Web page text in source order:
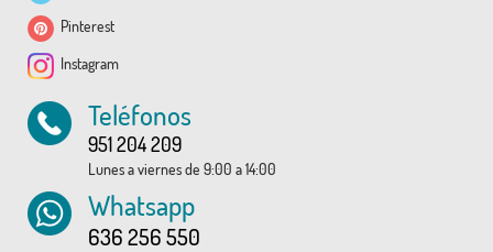
Pinterest
Instagram
Teléfonos
951 204 209
Lunes a viernes de 9:00 a 14:00
Whatsapp
636 256 550